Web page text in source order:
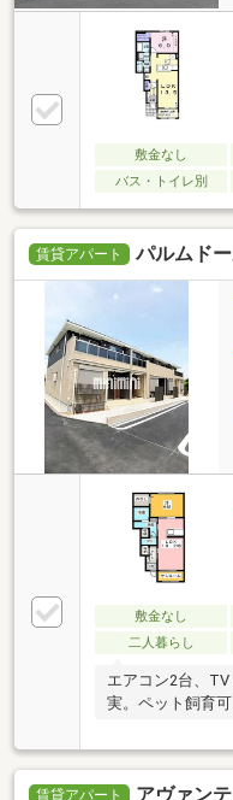
敷金なし
バス・トイレ別
賃貸アパート パルムド
敷金なし
二人暮らし
エアコン2台、
実。ペット飼育
賃貸アパート アヴァン